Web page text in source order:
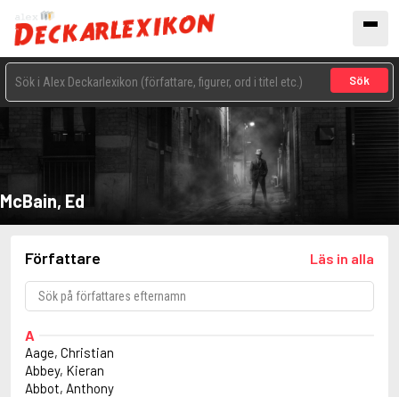
Sök
McBain, Ed
Författare Läs in alla
A
Aage, Christian
Abbey, Kieran
Abbot, Anthony